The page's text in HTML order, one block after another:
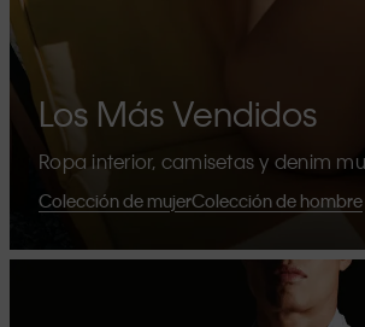
Los Más Vendidos
Ropa interior, camisetas y denim
Colección de mujerColección de hombre